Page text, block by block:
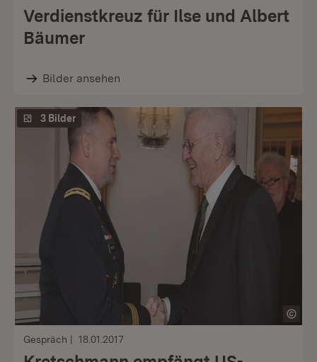
Verdienstkreuz für Ilse und Albert
Bäumer
Bilder ansehen
3 Bilder
Gespräch 18.01.2017